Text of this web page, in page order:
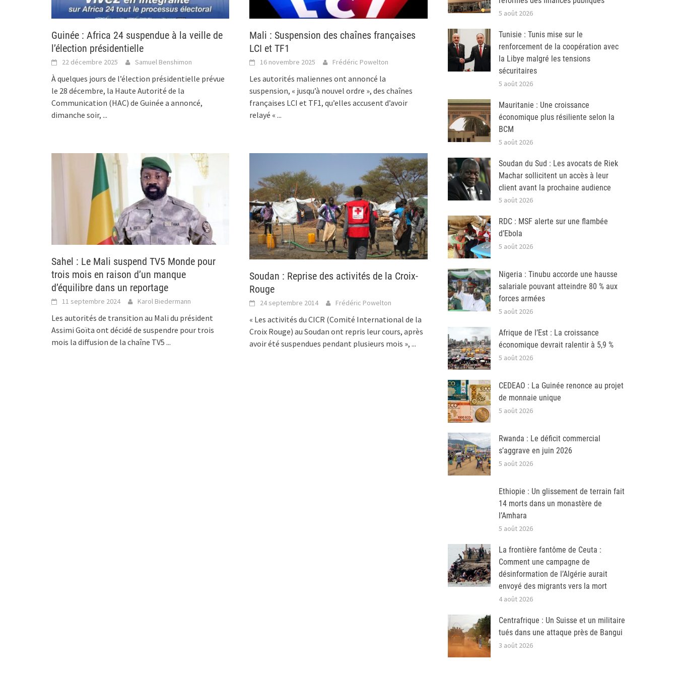
Guinée : Africa 24 suspendue à la veille de
l’élection présidentielle
22 décembre 2025 Samuel Benshimon
À quelques jours de l’élection présidentielle prévue
le 28 décembre, la Haute Autorité de la
Communication (HAC) de Guinée a annoncé,
dimanche soir, ...
Mali : Suspension des chaînes françaises
LCI et TF1
16 novembre 2025 Frédéric Powelton
Les autorités maliennes ont annoncé la
suspension, « jusqu’à nouvel ordre », des chaînes
françaises LCI et TF1, qu’elles accusent d’avoir
relayé «...
Sahel : Le Mali suspend TV5 Monde pour
trois mois en raison d’un manque
d’équilibre dans un reportage
11 septembre 2024 Karol Biedermann
Les autorités de transition au Mali du président
Assimi Goïta ont décidé de suspendre pour trois
mois la diffusion de la chaîne TV5 ...
Soudan : Reprise des activités de la Croix-
Rouge
24 septembre 2014 Frédéric Powelton
« Les activités du CICR (Comité International de la
Croix Rouge) au Soudan ont repris leur cours, après
avoir été suspendues pendant plusieurs mois »,...
5 août 2026
Tunisie : Tunis mise sur le
renforcement de la coopération avec
la Libye malgré les tensions
sécuritaires
5 août 2026
Mauritanie : Une croissance
économique plus résiliente selon la
BCM
5 août 2026
Soudan du Sud : Les avocats de Riek
Machar sollicitent un accès à leur
client avant la prochaine audience
5 août 2026
RDC : MSF alerte sur une flambée
d’Ebola
5 août 2026
Nigeria : Tinubu accorde une hausse
salariale pouvant atteindre 80 % aux
forces armées
5 août 2026
Afrique de l’Est : La croissance
économique devrait ralentir à 5,9 %
5 août 2026
CEDEAO : La Guinée renonce au projet
de monnaie unique
5 août 2026
Rwanda : Le déficit commercial
s’aggrave en juin 2026
5 août 2026
Ethiopie : Un glissement de terrain fait
14 morts dans un monastère de
l’Amhara
5 août 2026
La frontière fantôme de Ceuta :
Comment une campagne de
désinformation de l’Algérie aurait
envoyé des migrants vers la mort
4 août 2026
Centrafrique : Un Suisse et un militaire
tués dans une attaque près de Bangui
3 août 2026